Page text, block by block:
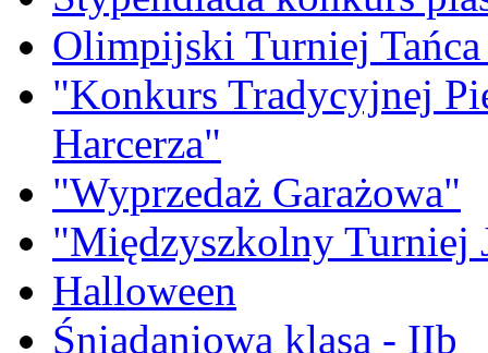
Olimpijski Turniej
"Konkurs Tradycyjnej
Harcerza"
"Wyprzedaż Garażowa"
"Międzyszkolny Turniej
Halloween
Śniadaniowa klasa - IIb